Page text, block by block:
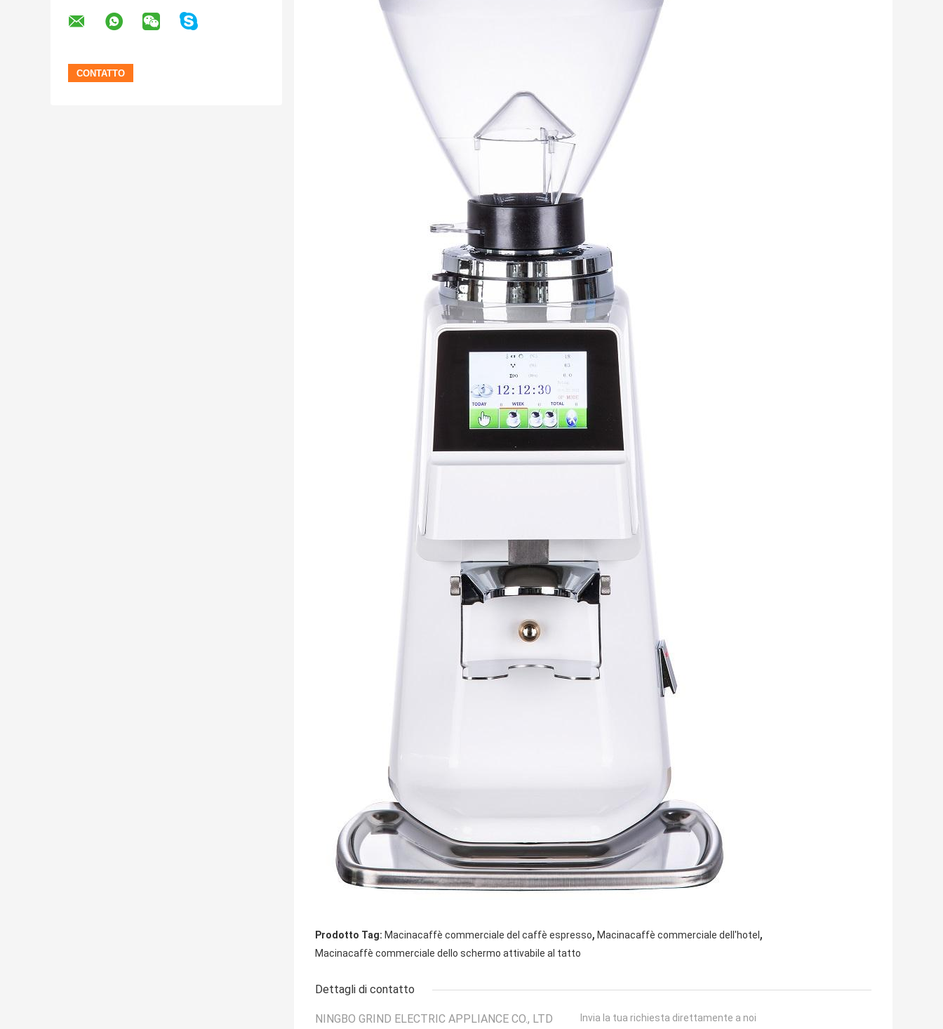
Prodotto Tag: Macinacaffè commerciale del caffè espresso, Macinacaffè commerciale dell'hotel ,
Macinacaffè commerciale dello schermo attivabile al tatto
Dettagli di contatto
NINGBO GRIND ELECTRIC APPLIANCE CO., LTD Invia la tua richiesta direttamente a noi